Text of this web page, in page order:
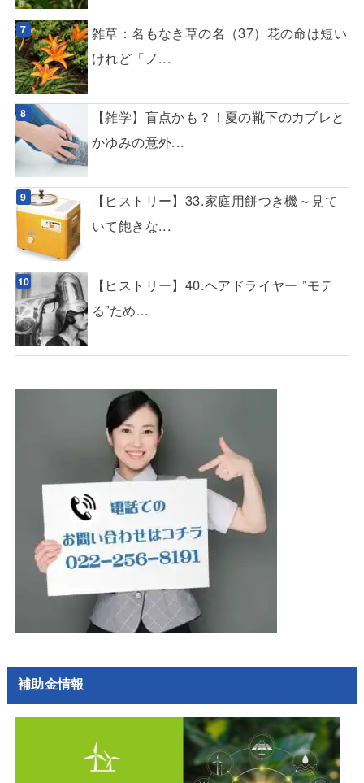
雑草：名もなき草の名（37）花の命は短い
けれど「ノ...
【雑学】盲点かも？！夏の靴下のカブレと
かゆみの意外...
【ヒストリー】33.家庭用餅つき機～見て
いて飽きな...
【ヒストリー】40.ヘアドライヤー ”モテ
る”ため...
補助金情報